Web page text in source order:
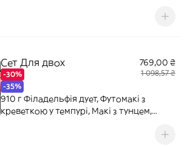
Чікен. Соєвий соус - 80 мл (2 шт). Імбир -
Сет Для двох
-30%
-35%
769,00 ₴
1 098,57 ₴
910 г Філадельфія дует, Футомакі з
креветкою у темпурі, Макі з тунцем,